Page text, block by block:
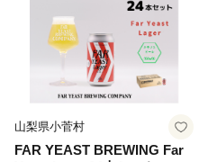
山梨県小菅村
FAR YEAST BREWING Far